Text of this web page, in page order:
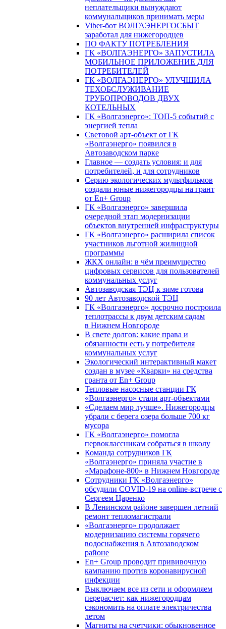
неплательщики вынуждают
коммунальщиков принимать меры
Viber-бот ВОЛГАЭНЕРГОСБЫТ
заработал для нижегородцев
ПО ФАКТУ ПОТРЕБЛЕНИЯ
ГК «ВОЛГАЭНЕРГО» ЗАПУСТИЛА
МОБИЛЬНОЕ ПРИЛОЖЕНИЕ ДЛЯ
ПОТРЕБИТЕЛЕЙ
ГК «ВОЛГАЭНЕРГО» УЛУЧШИЛА
ТЕХОБСЛУЖИВАНИЕ
ТРУБОПРОВОДОВ ДВУХ
КОТЕЛЬНЫХ
ГК «Волгаэнерго»: ТОП-5 событий с
энергией тепла
Световой арт-объект от ГК
«Волгаэнерго» появился в
Автозаводском парке
Главное — создать условия: и для
потребителей, и для сотрудников
Серию экологических мультфильмов
создали юные нижегородцы на грант
от En+ Group
ГК «Волгаэнерго» завершила
очередной этап модернизации
объектов внутренней инфраструктуры
ГК «Волгаэнерго» расширила список
участников льготной жилищной
программы
ЖКХ онлайн: в чём преимущество
цифровых сервисов для пользователей
коммунальных услуг
Автозаводская ТЭЦ к зиме готова
90 лет Автозаводской ТЭЦ
ГК «Волгаэнерго» досрочно построила
теплотрассы к двум детским садам
в Нижнем Новгороде
В свете долгов: какие права и
обязанности есть у потребителя
коммунальных услуг
Экологический интерактивный макет
создан в музее «Кварки» на средства
гранта от En+ Group
Тепловые насосные станции ГК
«Волгаэнерго» стали арт-объектами
«Сделаем мир лучше». Нижегородцы
убрали с берега озера больше 700 кг
мусора
ГК «Волгаэнерго» помогла
первоклассникам собраться в школу
Команда сотрудников ГК
«Волгаэнерго» приняла участие в
«Марафоне-800» в Нижнем Новгороде
Сотрудники ГК «Волгаэнерго»
обсудили COVID-19 на online-встрече с
Сергеем Царенко
В Ленинском районе завершен летний
ремонт тепломагистрали
«Волгаэнерго» продолжает
модернизацию системы горячего
водоснабжения в Автозаводском
районе
En+ Group проводит прививочную
кампанию против коронавирусной
инфекции
Выключаем все из сети и оформляем
перерасчет: как нижегородцам
сэкономить на оплате электричества
летом
Магниты на счетчики: обыкновенное